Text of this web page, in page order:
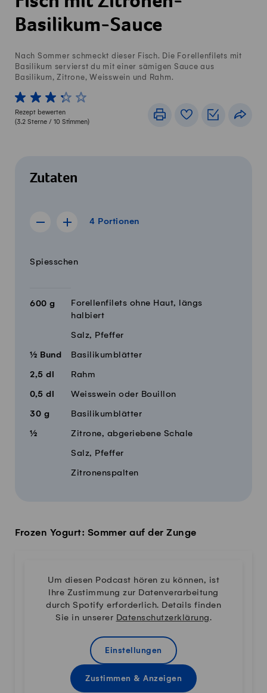
Basilikum-Sauce
Nach Sommer schmeckt dieser Fisch. Die Forellenfilets mit
Basilikum servierst du mit einer sämigen Sauce aus
Basilikum, Zitrone, Weisswein und Rahm.
1 von 5 Sterne
2 von 5 Sterne
3 von 5 Sterne
4 von 5 Sterne
5 von 5 Sterne
Rezept bewerten
(3.2 Sterne / 10 Stimmen)
DruckenRezeptbuch
Zutaten
4 Portionen
Rezept für 3 Portionen anzeigen
Rezept für 5 Portionen anzeigen
4 Portionen
MengeZutaten
Spiesschen
600 g
Forellenfilets ohne Haut, längs
halbiert
Salz, Pfeffer
½ Bund Basilikumblätter
2,5 dl Rahm
0,5 dl Weisswein oder Bouillon
30 g Basilikumblätter
½ Zitrone, abgeriebene Schale
Salz, Pfeffer
Zitronenspalten
Frozen Yogurt: Sommer auf der Zunge
Um diesen Podcast hören zu können, ist
Ihre Zustimmung zur Datenverarbeitung
durch Spotify erforderlich. Details finden
Sie in unserer Datenschutzerklärung.
Einstellungen
Zustimmen & Anzeigen